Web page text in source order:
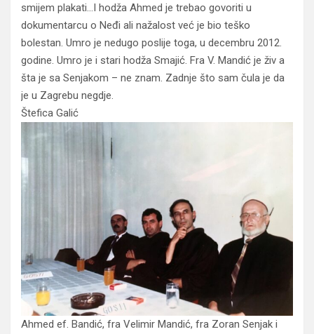
smijem plakati…I hodža Ahmed je trebao govoriti u
dokumentarcu o Neđi ali nažalost već je bio teško
bolestan. Umro je nedugo poslije toga, u decembru 2012.
godine. Umro je i stari hodža Smajić. Fra V. Mandić je živ a
šta je sa Senjakom – ne znam. Zadnje što sam čula je da
je u Zagrebu negdje.
Štefica Galić
Ahmed ef. Bandić, fra Velimir Mandić, fra Zoran Senjak i